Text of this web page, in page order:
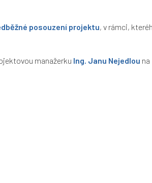
posouzení projektu, v rámci,
manažerku Ing. Janu Nejedlou